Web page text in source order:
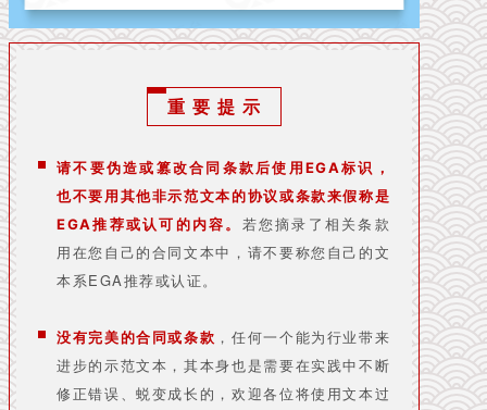
重 要 提 示
请不要伪造或篡改合同条款后使用EGA标识，
也不要用其他非示范文本的协议或条款来假称是
EGA推荐或认可的内容。 若您摘录了相关条款
用在您自己的合同文本中，请不要称您自己的文
本系EGA推荐或认证。
没有完美的合同或条款 ，任何一个能为行业带来
进步的示范文本，其本身也是需要在实践中不断
修正错误、蜕变成长的，欢迎各位将使用文本过